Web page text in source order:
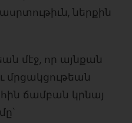
ներքին
մէջ, որ այնքան
հին ճամբան կրնայ